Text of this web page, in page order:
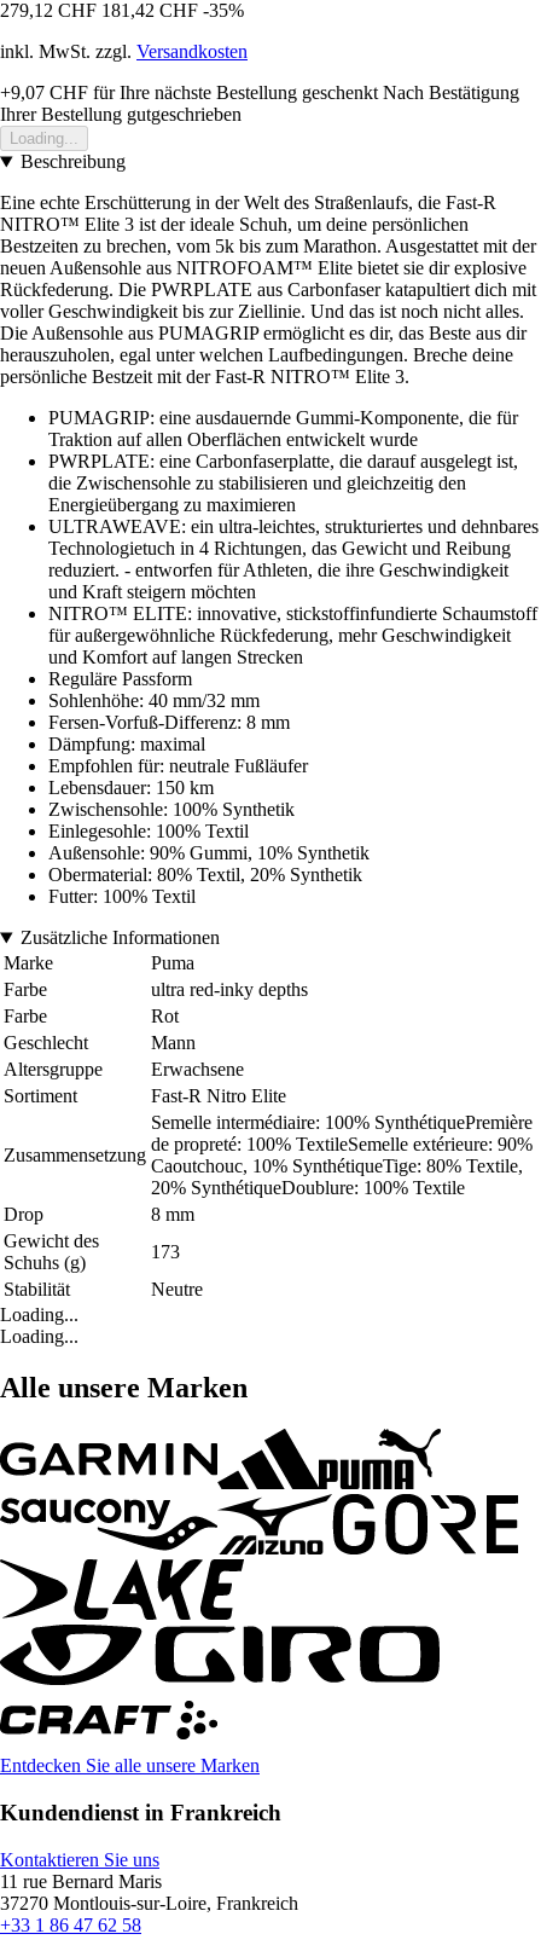
279,12 CHF 181,42 CHF -35%
inkl. MwSt. zzgl. Versandkosten
+9,07 CHF für Ihre nächste Bestellung geschenkt Nach Bestätigung
Ihrer Bestellung gutgeschrieben
Loading...
Beschreibung
Eine echte Erschütterung in der Welt des Straßenlaufs, die Fast-R
NITRO™ Elite 3 ist der ideale Schuh, um deine persönlichen
Bestzeiten zu brechen, vom 5k bis zum Marathon. Ausgestattet mit der
neuen Außensohle aus NITROFOAM™ Elite bietet sie dir explosive
Rückfederung. Die PWRPLATE aus Carbonfaser katapultiert dich mit
voller Geschwindigkeit bis zur Ziellinie. Und das ist noch nicht alles.
Die Außensohle aus PUMAGRIP ermöglicht es dir, das Beste aus dir
herauszuholen, egal unter welchen Laufbedingungen. Breche deine
persönliche Bestzeit mit der Fast-R NITRO™ Elite 3.
PUMAGRIP: eine ausdauernde Gummi-Komponente, die für
Traktion auf allen Oberflächen entwickelt wurde
PWRPLATE: eine Carbonfaserplatte, die darauf ausgelegt ist,
die Zwischensohle zu stabilisieren und gleichzeitig den
Energieübergang zu maximieren
ULTRAWEAVE: ein ultra-leichtes, strukturiertes und dehnbares
Technologietuch in 4 Richtungen, das Gewicht und Reibung
reduziert. - entworfen für Athleten, die ihre Geschwindigkeit
und Kraft steigern möchten
NITRO™ ELITE: innovative, stickstoffinfundierte Schaumstoff
für außergewöhnliche Rückfederung, mehr Geschwindigkeit
und Komfort auf langen Strecken
Reguläre Passform
Sohlenhöhe: 40 mm/32 mm
Fersen-Vorfuß-Differenz: 8 mm
Dämpfung: maximal
Empfohlen für: neutrale Fußläufer
Lebensdauer: 150 km
Zwischensohle: 100% Synthetik
Einlegesohle: 100% Textil
Außensohle: 90% Gummi, 10% Synthetik
Obermaterial: 80% Textil, 20% Synthetik
Futter: 100% Textil
Zusätzliche Informationen
Marke
Puma
Farbe
ultra red-inky depths
Farbe
Rot
Geschlecht
Mann
Altersgruppe
Erwachsene
Sortiment
Fast-R Nitro Elite
Zusammensetzung
Semelle intermédiaire: 100% SynthétiquePremière
de propreté: 100% TextileSemelle extérieure: 90%
Caoutchouc, 10% SynthétiqueTige: 80% Textile,
20% SynthétiqueDoublure: 100% Textile
Drop
8 mm
Gewicht des
Schuhs (g)
173
Stabilität
Neutre
Loading...
Loading...
Alle unsere Marken
Entdecken Sie alle unsere Marken
Kundendienst in Frankreich
Kontaktieren Sie uns
11 rue Bernard Maris
37270 Montlouis-sur-Loire, Frankreich
+33 1 86 47 62 58